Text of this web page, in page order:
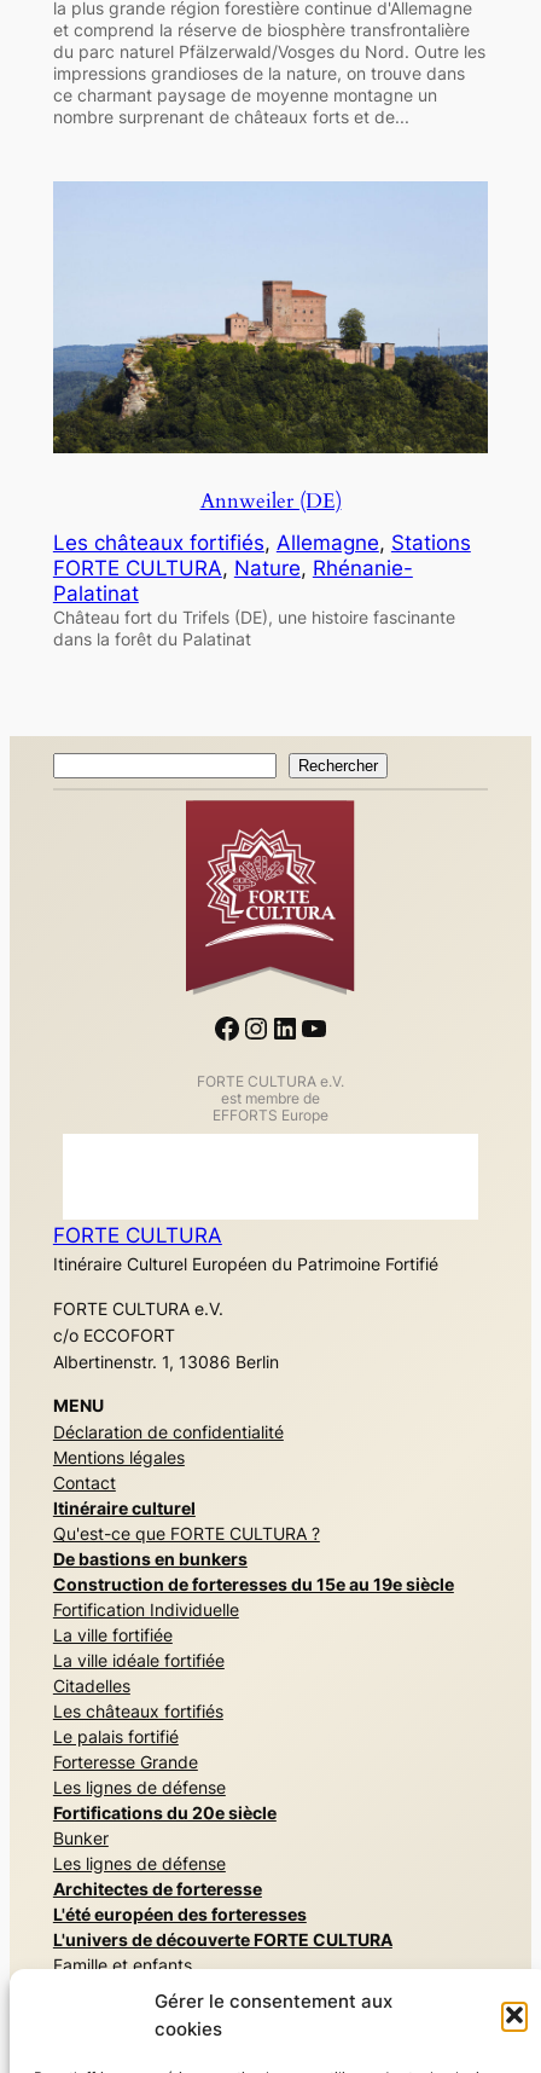
Gérer le consentement aux
cookies
la plus grande région forestière continue d'Allemagne
et comprend la réserve de biosphère transfrontalière
du parc naturel Pfälzerwald/Vosges du Nord. Outre les
impressions grandioses de la nature, on trouve dans
ce charmant paysage de moyenne montagne un
nombre surprenant de châteaux forts et de...
Annweiler (DE)
Les châteaux fortifiés, Allemagne, Stations
FORTE CULTURA, Nature, Rhénanie-
Palatinat
Château fort du Trifels (DE), une histoire fascinante
dans la forêt du Palatinat
Rechercher
Facebook Instagram LinkedIn YouTube
FORTE CULTURA e.V.
est membre de
EFFORTS Europe
FORTE CULTURA
Itinéraire Culturel Européen du Patrimoine Fortifié
FORTE CULTURA e.V.
c/o ECCOFORT
Albertinenstr. 1, 13086 Berlin
MENU
Déclaration de confidentialité
Mentions légales
Contact
Itinéraire culturel
Qu'est-ce que FORTE CULTURA ?
De bastions en bunkers
Construction de forteresses du 15e au 19e siècle
Fortification Individuelle
La ville fortifiée
La ville idéale fortifiée
Citadelles
Les châteaux fortifiés
Le palais fortifié
Forteresse Grande
Les lignes de défense
Fortifications du 20e siècle
Bunker
Les lignes de défense
Architectes de forteresse
L'été européen des forteresses
L'univers de découverte FORTE CULTURA
Famille et enfants
Mémoriaux et monuments commémoratifs
Architectures secrètes
Vivre l'histoire militaire
Musées et expositions